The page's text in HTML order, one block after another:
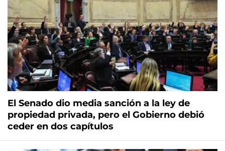
El Senado dio media sanción a la ley de
propiedad privada, pero el Gobierno debió
ceder en dos capítulos